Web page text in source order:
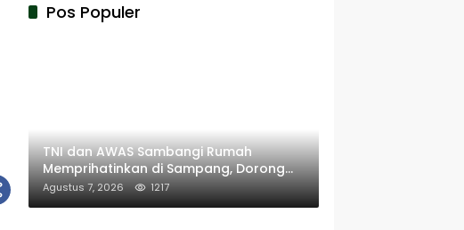
Pos Populer
TNI dan AWAS Sambangi Rumah
Memprihatinkan di Sampang, Dorong
Pemerintah Beri Bantuan RTLH
Agustus 7, 2026 1217